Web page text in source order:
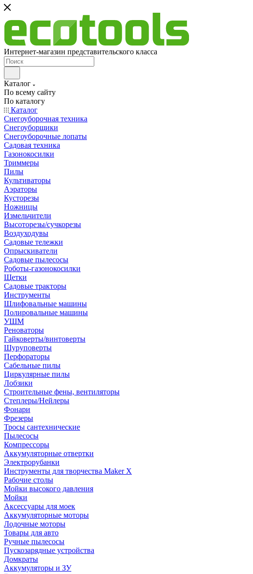
Интернет-магазин представительского класса
Каталог
По всему сайту
По каталогу
Каталог
Снегоуборочная техника
Снегоуборщики
Снегоуборочные лопаты
Садовая техника
Газонокосилки
Триммеры
Пилы
Культиваторы
Аэраторы
Кусторезы
Ножницы
Измельчители
Высоторезы/сучкорезы
Воздуходувы
Садовые тележки
Опрыскиватели
Садовые пылесосы
Роботы-газонокосилки
Щетки
Садовые тракторы
Инструменты
Шлифовальные машины
Полировальные машины
УШМ
Реноваторы
Гайковерты/винтоверты
Шуруповерты
Перфораторы
Сабельные пилы
Циркулярные пилы
Лобзики
Строительные фены, вентиляторы
Степлеры/Нейлеры
Фонари
Фрезеры
Тросы сантехнические
Пылесосы
Компрессоры
Аккумуляторные отвертки
Электрорубанки
Инструменты для творчества Maker X
Рабочие столы
Мойки высокого давления
Мойки
Аксессуары для моек
Аккумуляторные моторы
Лодочные моторы
Товары для авто
Ручные пылесосы
Пускозарядные устройства
Домкраты
Аккумуляторы и ЗУ